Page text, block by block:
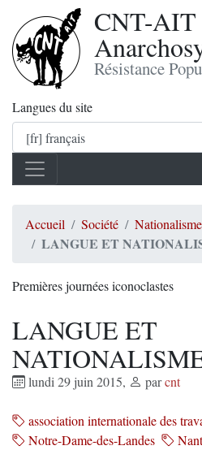
CNT-AIT
Résistance
Langues du site
Accueil Société
LANGUE ET
Premières journées iconoclastes
LANGUE ET
lundi 29 juin 2015, parcnt
association internationale des
Notre-Dame-des-Landes